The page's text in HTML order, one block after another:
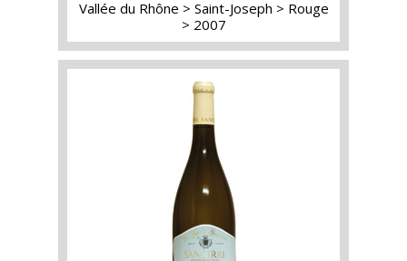
Vallée du Rhône Saint-Joseph
Rouge
2007